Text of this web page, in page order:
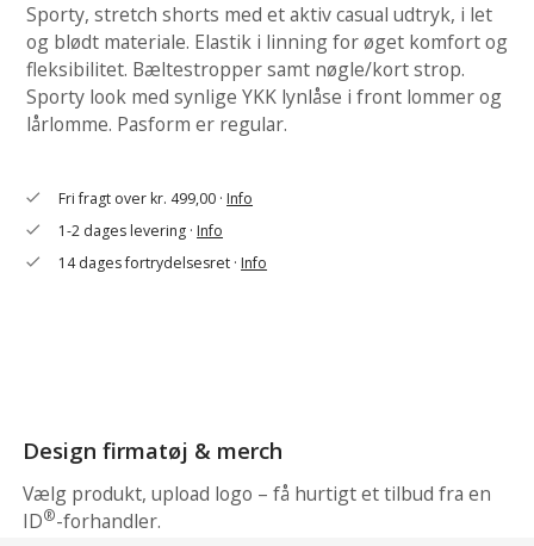
Sporty, stretch shorts med et aktiv casual udtryk, i let
og blødt materiale. Elastik i linning for øget komfort og
fleksibilitet. Bæltestropper samt nøgle/kort strop.
Sporty look med synlige YKK lynlåse i front lommer og
lårlomme. Pasform er regular.
check Fri fragt over kr. 499,00 ·Info
check 1-2 dages levering ·Info
check 14 dages fortrydelsesret ·Info
Design firmatøj & merch
Vælg produkt, upload logo – få hurtigt et tilbud fra en
ID®-forhandler.